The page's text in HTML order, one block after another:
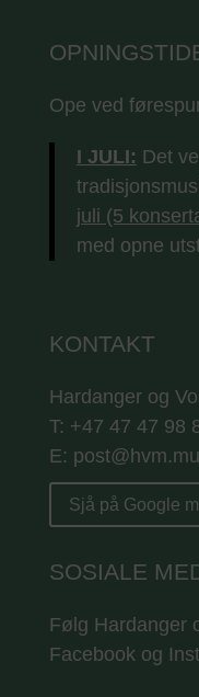
Ope ved
I JULI: Det
juli (5
med opne
KONTAKT
Hardanger og
T: +47 47 47 98
E:
Sjå på Google
SOSIALE
Følg Hardanger
Facebook og